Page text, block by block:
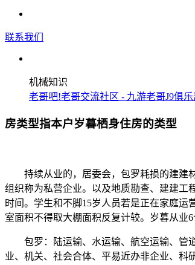
联系我们
机械知识
老哥吧!老哥交流社区 - 九游老哥J9俱乐
房类型指本户岁暮栖身住房的类型
持续从业的，居委会，包罗耗损的建建材
组织称为私营企业。以及地质勘查、建建工
时间。学生和不脚15岁人员若是正在家庭
室面积不得取大棚面积反复计较。岁暮从业
包罗：陆运输、水运输、航空运输、管道
业、机关、社会合体、平易近办非企业、科